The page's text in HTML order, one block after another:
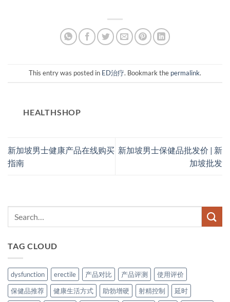
This entry was posted in ED治疗. Bookmark the permalink.
HEALTHSHOP
新加坡男士健康产品在线购买
指南
新加坡男士保健品批发价 | 新
加坡批发
TAG CLOUD
dysfunction erectile 产品对比 产品评测
使用评价
保健品推荐
健康生活方式 助勃增硬 射精控制
延时